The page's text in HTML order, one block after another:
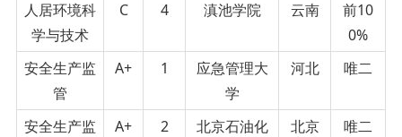
人居环境科
学与技术
C 4 滇池学院 云南
前10
0%
安全生产监
管
A+ 1
应急管理大
学
河北 唯二
安全生产监
A+ 2
北京石油化
北京 唯二